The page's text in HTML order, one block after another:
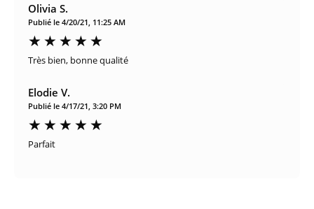
Olivia S.
Publié le 4/20/21, 11:25 AM
Très bien, bonne qualité
Elodie V.
Publié le 4/17/21, 3:20 PM
Parfait